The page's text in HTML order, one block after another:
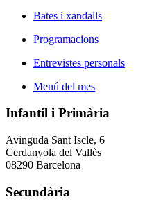
Bates i xandalls
Programacions
Entrevistes personals
Menú del mes
Infantil i Primària
Avinguda Sant Iscle, 6
Cerdanyola del Vallès
08290 Barcelona
Secundària